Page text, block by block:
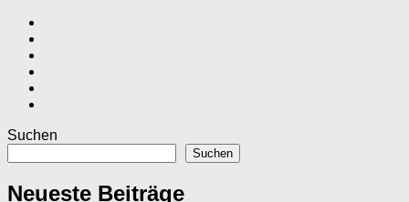
Suchen
Suchen
Neueste Beiträge